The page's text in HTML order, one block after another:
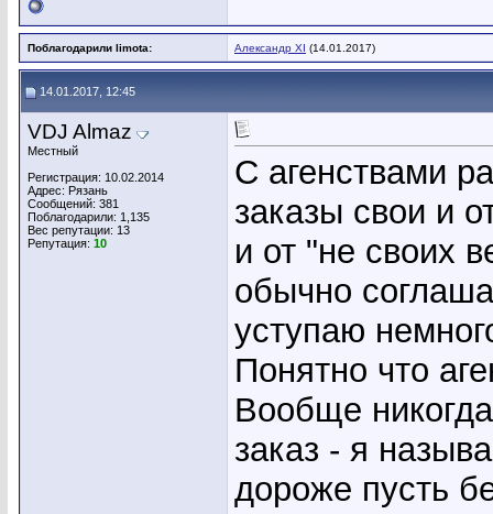
Поблагодарили limota: Александр XI (14.01.2017)
14.01.2017, 12:45
VDJ Almaz
Местный
Регистрация: 10.02.2014
Адрес: Рязань
Сообщений: 381
Поблагодарили: 1,135
Вес репутации: 13
Репутация: 10
С агенствами
заказы свои и
и от "не своих
обычно
уступаю
Понятно что
Вообще
заказ - я
дороже пусть